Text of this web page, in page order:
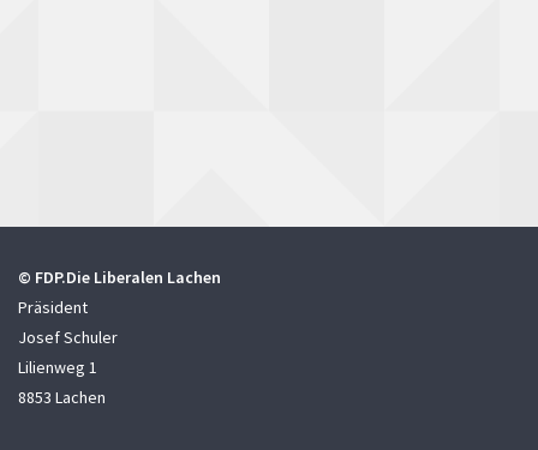
© FDP.Die Liberalen Lachen
Präsident
Josef Schuler
Lilienweg 1
8853 Lachen